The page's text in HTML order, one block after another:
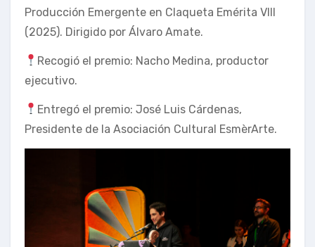
Producción Emergente en Claqueta Emérita VIII
(2025). Dirigido por Álvaro Amate.
Recogió el premio: Nacho Medina, productor
ejecutivo.
Entregó el premio: José Luis Cárdenas,
Presidente de la Asociación Cultural EsmèrArte.